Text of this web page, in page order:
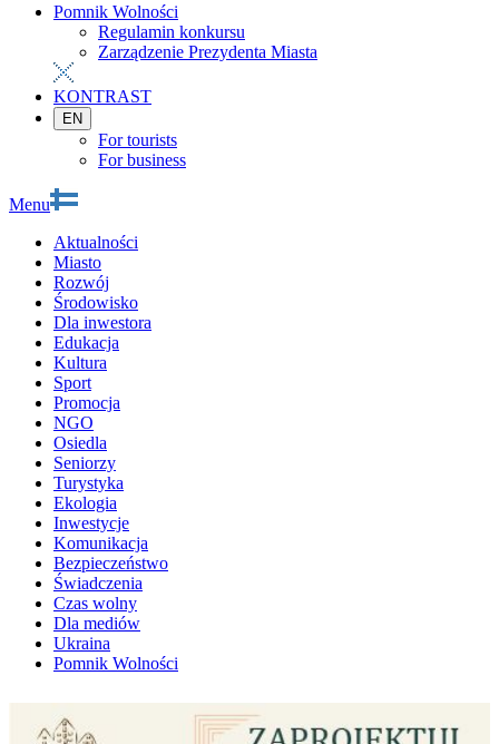
Pomnik Wolności
Regulamin konkursu
Zarządzenie Prezydenta Miasta
KONTRAST
EN
For tourists
For business
Menu
Aktualności
Miasto
Rozwój
Środowisko
Dla inwestora
Edukacja
Kultura
Sport
Promocja
NGO
Osiedla
Seniorzy
Turystyka
Ekologia
Inwestycje
Komunikacja
Bezpieczeństwo
Świadczenia
Czas wolny
Dla mediów
Ukraina
Pomnik Wolności